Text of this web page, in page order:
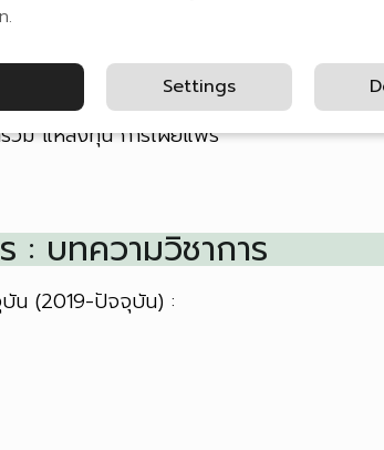
ชื่อบริษัท
: งานวิจัย
วม แหล่งทุน การเผยแพร่
: บทความวิชาการ
น (2019-ปัจจุบัน) :
Settings